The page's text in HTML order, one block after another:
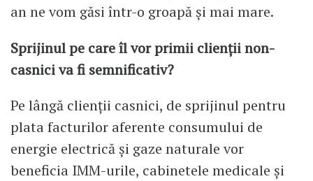
an ne vom găsi într-o groapă și mai mare.
Sprijinul pe care îl vor primii clienții non-
casnici va fi semnificativ?
Pe lângă clienții casnici, de sprijinul pentru
plata facturilor aferente consumului de
energie electrică şi gaze naturale vor
beneficia IMM-urile, cabinetele medicale și